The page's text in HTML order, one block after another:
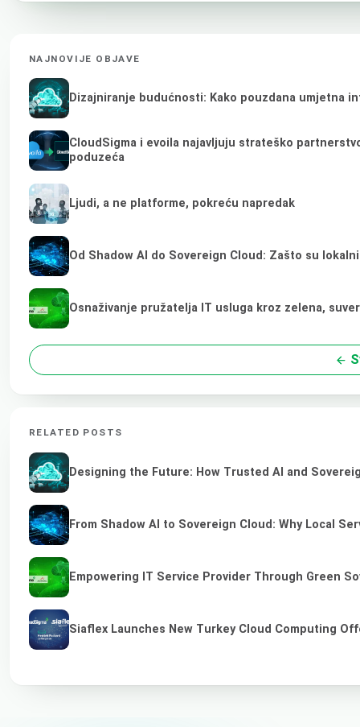
NAJNOVIJE OBJAVE
Dizajniranje budućnosti: Kako pouzdana umjetna
CloudSigma i evoila najavljuju strateško
poduzeća
Ljudi, a ne platforme, pokreću napredak
Od Shadow AI do Sovereign Cloud: Zašto su
Osnaživanje pružatelja IT usluga kroz zelena,
RELATED POSTS
Designing the Future: How Trusted AI and
From Shadow AI to Sovereign Cloud: Why Local
Empowering IT Service Provider Through Green
Siaflex Launches New Turkey Cloud Computing